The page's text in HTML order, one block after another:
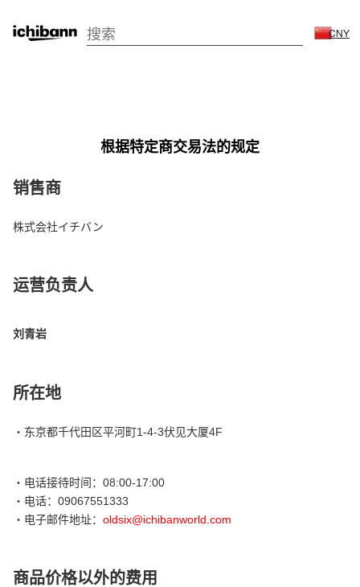
CNY
根据特定商交易法的规定
销售商
株式会社イチバン
运营负责人
刘青岩
所在地
・ 东京都千代田区平河町1-4-3伏见大厦4F
・ 电话接待时间：08:00-17:00
・ 电话：09067551333
・ 电子邮件地址： oldsix@ichibanworld.com
商品价格以外的费用